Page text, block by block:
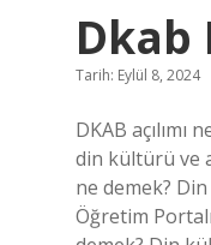
Dkab
Tarih: Eylül 8, 2024
DKAB
din kültürü ve
ne demek?
Öğretim